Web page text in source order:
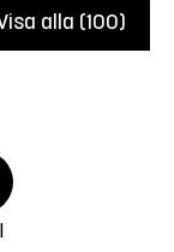
alla (100)